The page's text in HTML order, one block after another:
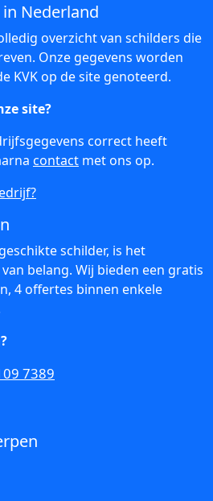
Nederland
overzicht van schilders die
Onze gegevens worden
KVK op de site genoteerd.
site?
correct heeft
contact met ons op.
schilder, is het
belang. Wij bieden een gratis
4 offertes binnen enkele
7389